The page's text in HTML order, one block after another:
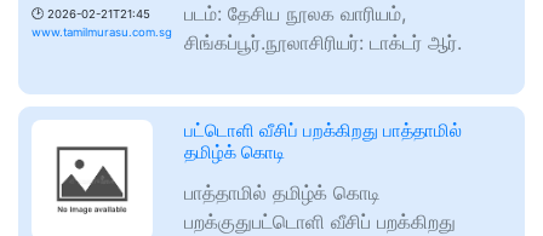
🕑 2026-02-21T21:45
www.tamilmurasu.com.sg
படம்: தேசிய நூலக வாரியம்,
சிங்கப்பூர்.நூலாசிரியர்: டாக்டர் ஆர்.
பட்டொளி வீசிப் பறக்கிறது பாத்தாமில்
தமிழ்க் கொடி
பாத்தாமில் தமிழ்க் கொடி
பறக்குதுபட்டொளி வீசிப் பறக்கிறது